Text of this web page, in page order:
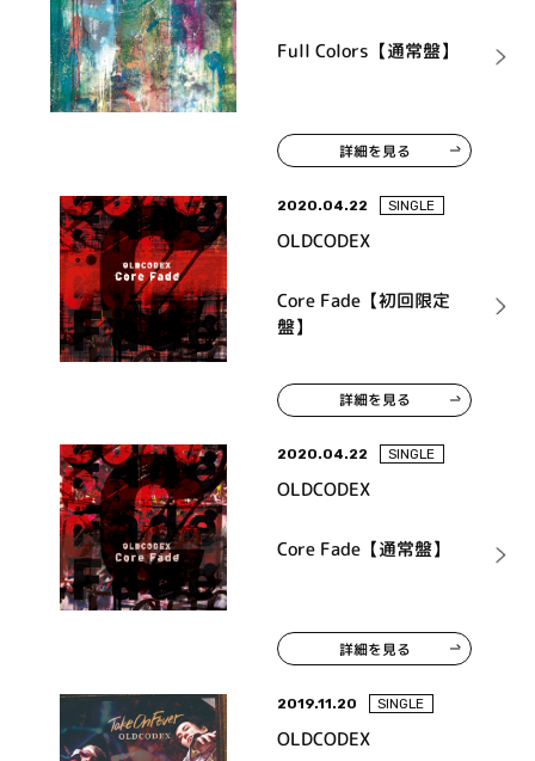
Full Colors【通常盤】
詳細を見る
2020.04.22 SINGLE
OLDCODEX
Core Fade【初回限定
盤】
詳細を見る
2020.04.22 SINGLE
OLDCODEX
Core Fade【通常盤】
詳細を見る
2019.11.20 SINGLE
OLDCODEX